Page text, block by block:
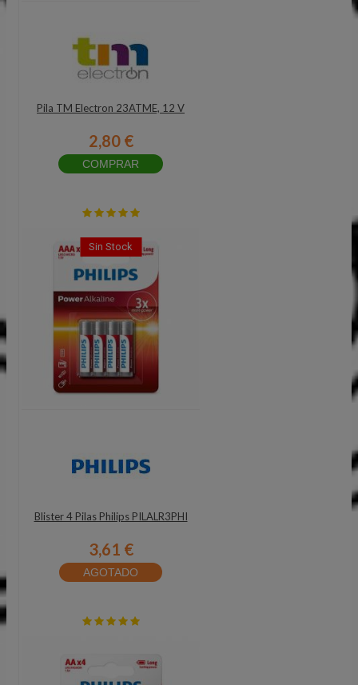
Pila TM Electron 23ATME, 12 V
2,80 €
COMPRAR
Sin Stock
Blister 4 Pilas Philips PILALR3PHI
3,61 €
AGOTADO